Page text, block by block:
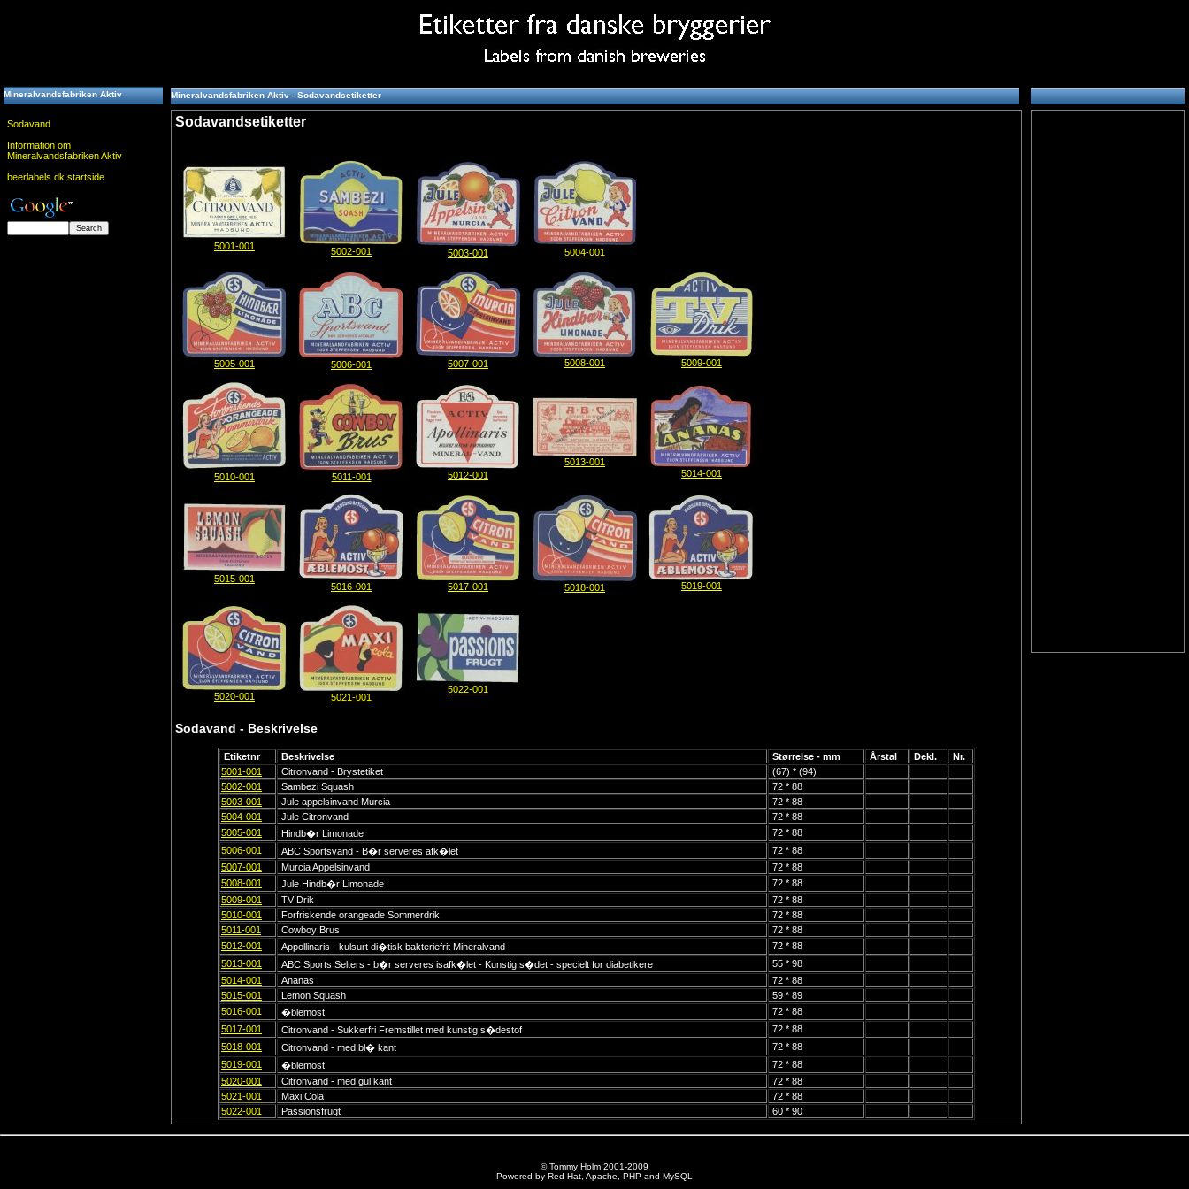
Mineralvandsfabriken Aktiv
Sodavand
Information om
Mineralvandsfabriken Aktiv
beerlabels.dk startside
Mineralvandsfabriken Aktiv - Sodavandsetiketter
Sodavandsetiketter
5001-001 5002-001 5003-001 5004-001
5005-001 5006-001 5007-001 5008-001 5009-001
5010-001 5011-001 5012-001
5013-001
5014-001
5015-001
5016-001 5017-001 5018-001 5019-001
5020-001 5021-001
5022-001
Sodavand - Beskrivelse
Etiketnr Beskrivelse Størrelse - mm Årstal Dekl.
Nr.
5001-001
Citronvand - Brystetiket
(67) * (94)
5002-001
Sambezi Squash
72 * 88
5003-001
Jule appelsinvand Murcia
72 * 88
5004-001
Jule Citronvand
72 * 88
5005-001
Hindb�r Limonade
72 * 88
5006-001
ABC Sportsvand - B�r serveres afk�let
72 * 88
5007-001
Murcia Appelsinvand
72 * 88
5008-001
Jule Hindb�r Limonade
72 * 88
5009-001
TV Drik
72 * 88
5010-001
Forfriskende orangeade Sommerdrik
72 * 88
5011-001
Cowboy Brus
72 * 88
5012-001
Appollinaris - kulsurt di�tisk bakteriefrit Mineralvand
72 * 88
5013-001
ABC Sports Selters - b�r serveres isafk�let - Kunstig s�det - specielt for diabetikere
55 * 98
5014-001
Ananas
72 * 88
5015-001
Lemon Squash
59 * 89
5016-001
�blemost
72 * 88
5017-001
Citronvand - Sukkerfri Fremstillet med kunstig s�destof
72 * 88
5018-001
Citronvand - med bl� kant
72 * 88
5019-001
�blemost
72 * 88
5020-001
Citronvand - med gul kant
72 * 88
5021-001
Maxi Cola
72 * 88
5022-001
Passionsfrugt 60 * 90
© Tommy Holm 2001-2009
Powered by Red Hat, Apache, PHP and MySQL